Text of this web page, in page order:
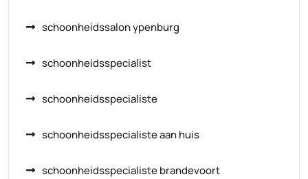
schoonheidssalon ypenburg
schoonheidsspecialist
schoonheidsspecialiste
schoonheidsspecialiste aan huis
schoonheidsspecialiste brandevoort